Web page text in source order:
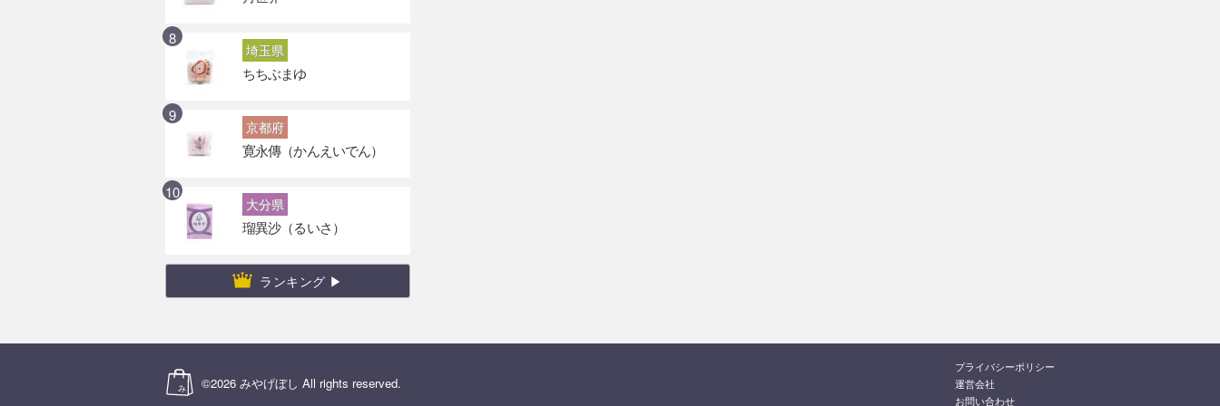
埼玉県
ちちぶまゆ
京都府
寛永傳（かんえいでん）
大分県
瑠異沙（るいさ）
ランキング ▶
©2026 みやげぼし All rights reserved.
プライバシーポリシー
運営会社
お問い合わせ